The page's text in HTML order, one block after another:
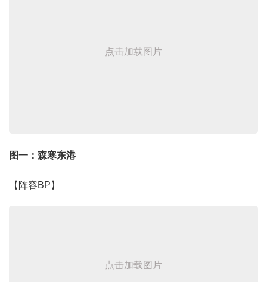
点击加载图片
图一：森寒东港
【阵容BP】
点击加载图片